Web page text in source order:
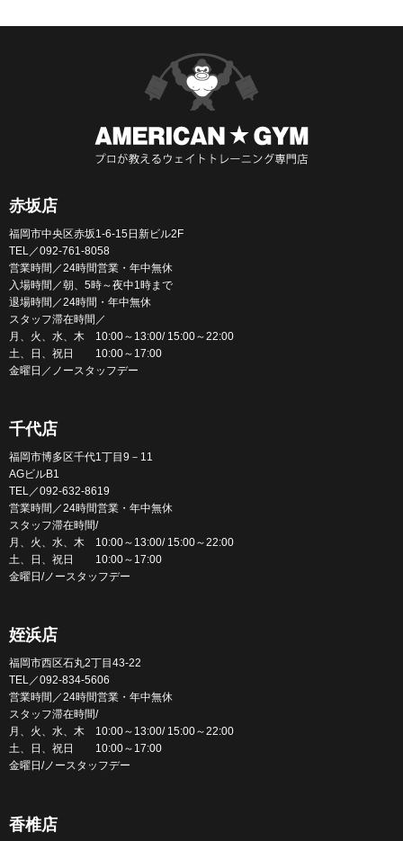
赤坂店
福岡市中央区赤坂1-6-15日新ビル2F
TEL／092-761-8058
営業時間／24時間営業・年中無休
入場時間／朝、5時～夜中1時まで
退場時間／24時間・年中無休
スタッフ滞在時間／
月、火、水、木 10:00～13:00/ 15:00～22:00
土、日、祝日 10:00～17:00
金曜日／ノースタッフデー
千代店
福岡市博多区千代1丁目9－11
AGビルB1
TEL／092-632-8619
営業時間／24時間営業・年中無休
スタッフ滞在時間/
月、火、水、木 10:00～13:00/ 15:00～22:00
土、日、祝日 10:00～17:00
金曜日/ノースタッフデー
姪浜店
福岡市西区石丸2丁目43-22
TEL／092-834-5606
営業時間／24時間営業・年中無休
スタッフ滞在時間/
月、火、水、木 10:00～13:00/ 15:00～22:00
土、日、祝日 10:00～17:00
金曜日/ノースタッフデー
香椎店